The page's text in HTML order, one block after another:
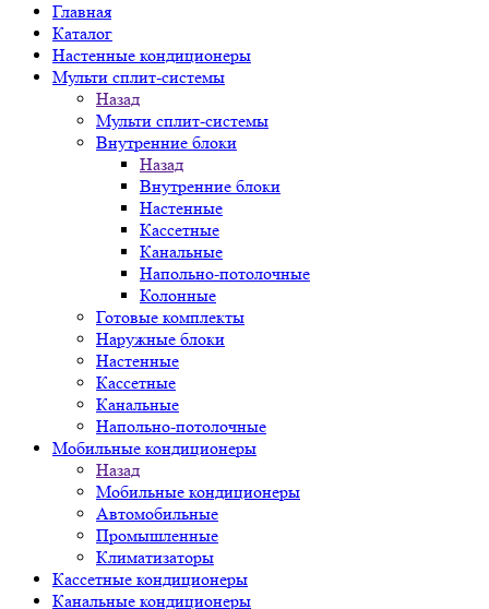
Главная
Каталог
Настенные кондиционеры
Мульти сплит-системы
Назад
Мульти сплит-системы
Внутренние блоки
Назад
Внутренние блоки
Настенные
Кассетные
Канальные
Напольно-потолочные
Колонные
Готовые комплекты
Наружные блоки
Настенные
Кассетные
Канальные
Напольно-потолочные
Мобильные кондиционеры
Назад
Мобильные кондиционеры
Автомобильные
Промышленные
Климатизаторы
Кассетные кондиционеры
Канальные кондиционеры